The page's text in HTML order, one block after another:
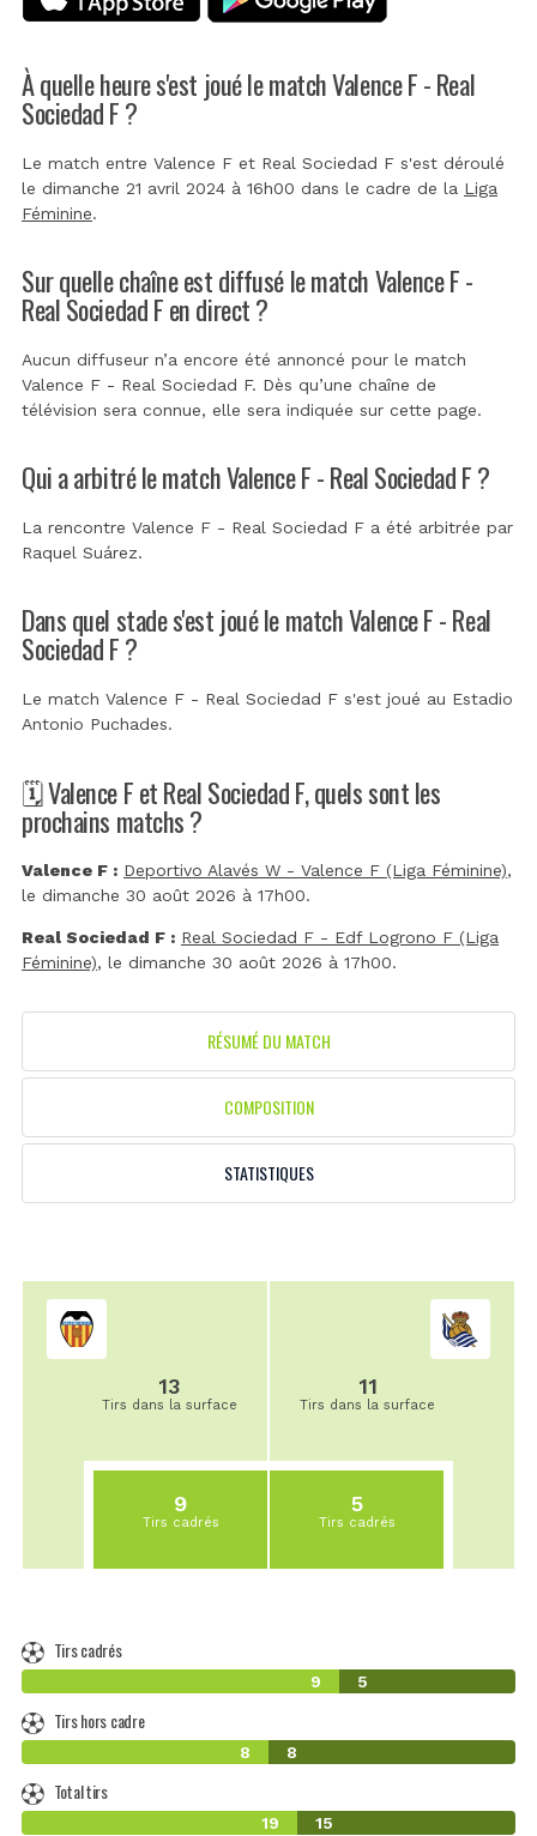
À quelle heure s'est joué le match Valence F - Real
Sociedad F ?
Le match entre Valence F et Real Sociedad F s'est déroulé
le dimanche 21 avril 2024 à 16h00 dans le cadre de la Liga
Féminine.
Sur quelle chaîne est diffusé le match Valence F -
Real Sociedad F en direct ?
Aucun diffuseur n’a encore été annoncé pour le match
Valence F - Real Sociedad F. Dès qu’une chaîne de
télévision sera connue, elle sera indiquée sur cette page.
Qui a arbitré le match Valence F - Real Sociedad F ?
La rencontre Valence F - Real Sociedad F a été arbitrée par
Raquel Suárez.
Dans quel stade s'est joué le match Valence F - Real
Sociedad F ?
Le match Valence F - Real Sociedad F s'est joué au Estadio
Antonio Puchades.
🗓️ Valence F et Real Sociedad F, quels sont les
prochains matchs ?
Valence F : Deportivo Alavés W - Valence F (Liga Féminine),
le dimanche 30 août 2026 à 17h00.
Real Sociedad F : Real Sociedad F - Edf Logrono F (Liga
Féminine), le dimanche 30 août 2026 à 17h00.
RÉSUMÉ DU MATCH
COMPOSITION
STATISTIQUES
13
Tirs dans la surface
9
Tirs cadrés
11
Tirs dans la surface
5
Tirs cadrés
Tirs cadrés
9 5
Tirs hors cadre
8 8
Total tirs
19 15